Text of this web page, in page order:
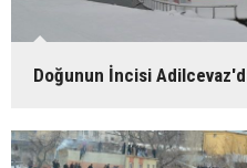
Doğunun İncisi